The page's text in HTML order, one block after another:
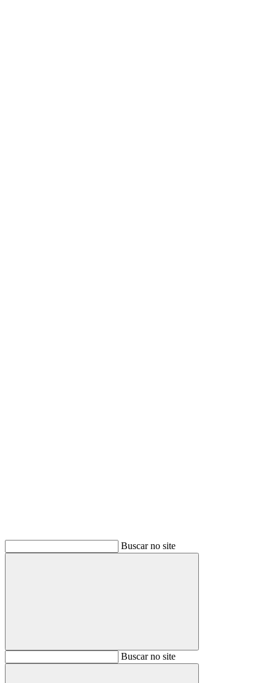
Buscar no site
BuscarBuscar no site